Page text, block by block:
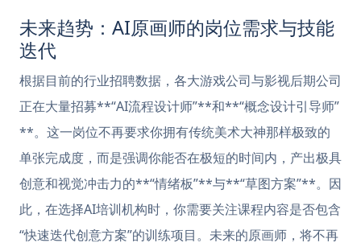
未来趋势：AI原画师的岗位需求与技能
迭代
根据目前的行业招聘数据，各大游戏公司与影视后期公司
正在大量招募**“AI流程设计师”**和**“概念设计引导师”
**。这一岗位不再要求你拥有传统美术大神那样极致的
单张完成度，而是强调你能否在极短的时间内，产出极具
创意和视觉冲击力的**“情绪板”**与**“草图方案”**。因
此，在选择AI培训机构时，你需要关注课程内容是否包含
“快速迭代创意方案”的训练项目。未来的原画师，将不再